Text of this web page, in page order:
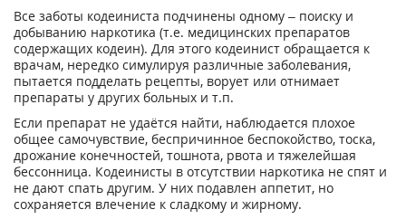
Все заботы кодеиниста подчинены одному – поиску и
добыванию наркотика (т.е. медицинских препаратов
содержащих кодеин). Для этого кодеинист обращается к
врачам, нередко симулируя различные заболевания,
пытается подделать рецепты, ворует или отнимает
препараты у других больных и т.п.
Если препарат не удаётся найти, наблюдается плохое
общее самочувствие, беспричинное беспокойство, тоска,
дрожание конечностей, тошнота, рвота и тяжелейшая
бессонница. Кодеинисты в отсутствии наркотика не спят и
не дают спать другим. У них подавлен аппетит, но
сохраняется влечение к сладкому и жирному.